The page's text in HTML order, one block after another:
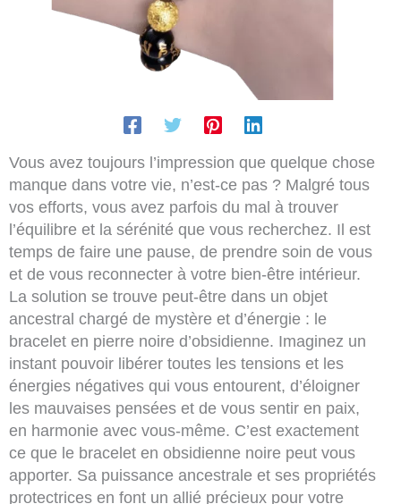
Vous avez toujours l’impression que quelque chose
manque dans votre vie, n’est-ce pas ? Malgré tous
vos efforts, vous avez parfois du mal à trouver
l’équilibre et la sérénité que vous recherchez. Il est
temps de faire une pause, de prendre soin de vous
et de vous reconnecter à votre bien-être intérieur.
La solution se trouve peut-être dans un objet
ancestral chargé de mystère et d’énergie : le
bracelet en pierre noire d’obsidienne. Imaginez un
instant pouvoir libérer toutes les tensions et les
énergies négatives qui vous entourent, d’éloigner
les mauvaises pensées et de vous sentir en paix,
en harmonie avec vous-même. C’est exactement
ce que le bracelet en obsidienne noire peut vous
apporter. Sa puissance ancestrale et ses propriétés
protectrices en font un allié précieux pour votre